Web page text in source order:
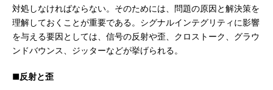
対処しなければならない。そのためには、問題の原因と解決策を
理解しておくことが重要である。シグナルインテグリティに影響
を与える要因としては、信号の反射や歪、クロストーク、グラウ
ンドバウンス、ジッターなどが挙げられる。
■反射と歪